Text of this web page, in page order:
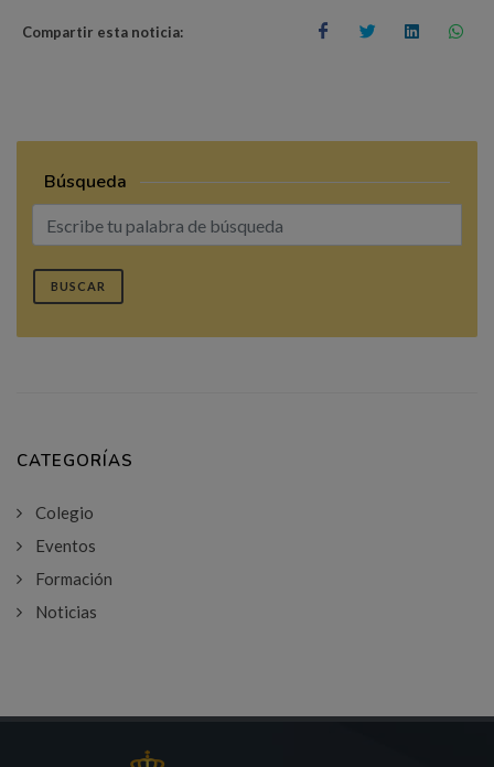
Compartir esta noticia:
Búsqueda
BUSCAR
CATEGORÍAS
Colegio
Eventos
Formación
Noticias